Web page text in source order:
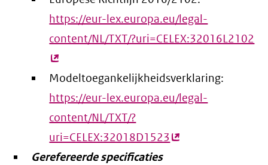
https://eur-lex.europa.eu/legal-
content/NL/TXT/?uri=CELEX:32016L2102
Modeltoegankelijkheidsverklaring:
https://eur-lex.europa.eu/legal-
content/NL/TXT/?
uri=CELEX:32018D1523 (externe
Gerefereerde specificaties